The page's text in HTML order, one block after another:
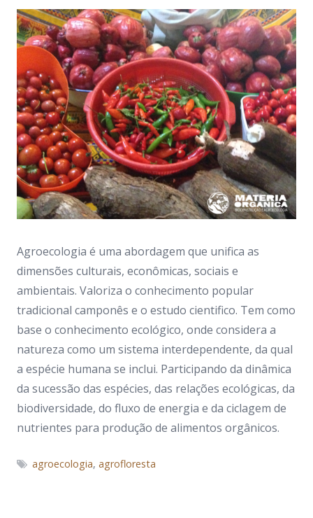
Agroecologia é uma abordagem que unifica as
dimensões culturais, econômicas, sociais e
ambientais. Valoriza o conhecimento popular
tradicional camponês e o estudo cientifico. Tem como
base o conhecimento ecológico, onde considera a
natureza como um sistema interdependente, da qual
a espécie humana se inclui. Participando da dinâmica
da sucessão das espécies, das relações ecológicas, da
biodiversidade, do fluxo de energia e da ciclagem de
nutrientes para produção de alimentos orgânicos.
agroecologia,agrofloresta